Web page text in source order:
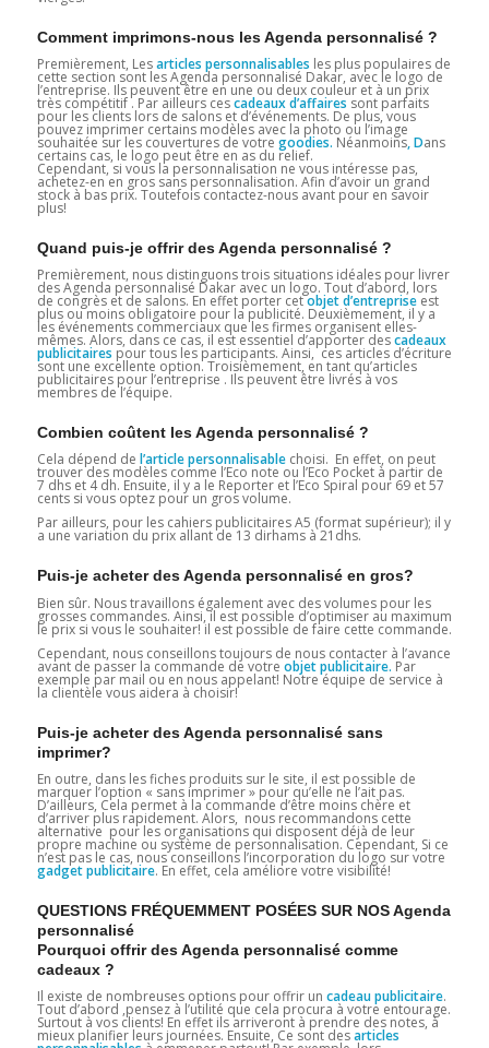
Comment imprimons-nous les Agenda personnalisé ?
Premièrement, Lesarticles personnalisables les plus populaires de
cette section sont les Agenda personnalisé Dakar, avec le logo de
l’entreprise. Ils peuvent être en une ou deux couleur et à un prix
très compétitif . Par ailleurs cescadeaux d’affaires sont parfaits
pour les clients lors de salons et d’événements. De plus, vous
pouvez imprimer certains modèles avec la photo ou l’image
souhaitée sur les couvertures de votre goodies. Néanmoins, Dans
certains cas, le logo peut être en as du relief.
Cependant, si vous la personnalisation ne vous intéresse pas,
achetez-en en gros sans personnalisation. Afin d’avoir un grand
stock à bas prix. Toutefois contactez-nous avant pour en savoir
plus!
Quand puis-je offrir des Agenda personnalisé ?
Premièrement, nous distinguons trois situations idéales pour livrer
des Agenda personnalisé Dakar avec un logo. Tout d’abord, lors
de congrès et de salons. En effet porter cetobjet d’entrepriseest
plus ou moins obligatoire pour la publicité. Deuxièmement, il y a
les événements commerciaux que les firmes organisent elles-
mêmes. Alors, dans ce cas, il est essentiel d’apporter descadeaux
publicitaires pour tous les participants. Ainsi, ces articles d’écriture
sont une excellente option. Troisièmement, en tant qu’articles
publicitaires pour l’entreprise . Ils peuvent être livrés à vos
membres de l’équipe.
Combien coûtent les Agenda personnalisé ?
Cela dépend de l’article personnalisablechoisi. En effet, on peut
trouver des modèles comme l’Eco note ou l’Eco Pocket à partir de
7 dhs et 4 dh. Ensuite, il y a le Reporter et l’Eco Spiral pour 69 et 57
cents si vous optez pour un gros volume.
Par ailleurs, pour les cahiers publicitaires A5 (format supérieur); il y
a une variation du prix allant de 13 dirhams à 21dhs.
Puis-je acheter des Agenda personnalisé en gros?
Bien sûr. Nous travaillons également avec des volumes pour les
grosses commandes. Ainsi, il est possible d’optimiser au maximum
le prix si vous le souhaiter! il est possible de faire cette commande.
Cependant, nous conseillons toujours de nous contacter à l’avance
avant de passer la commande de votre objet publicitaire. Par
exemple par mail ou en nous appelant! Notre équipe de service à
la clientèle vous aidera à choisir!
Puis-je acheter des Agenda personnalisé sans
imprimer?
En outre, dans les fiches produits sur le site, il est possible de
marquer l’option « sans imprimer » pour qu’elle ne l’ait pas.
D’ailleurs, Cela permet à la commande d’être moins chère et
d’arriver plus rapidement. Alors, nous recommandons cette
alternative pour les organisations qui disposent déjà de leur
propre machine ou système de personnalisation. Cependant, Si ce
n’est pas le cas, nous conseillons l’incorporation du logo sur votre
gadget publicitaire. En effet, cela améliore votre visibilité!
QUESTIONS FRÉQUEMMENT POSÉES SUR NOS Agenda
personnalisé
Pourquoi offrir des Agenda personnalisé comme
cadeaux ?
Il existe de nombreuses options pour offrir un cadeau publicitaire.
Tout d’abord ,pensez à l’utilité que cela procura à votre entourage.
Surtout à vos clients! En effet ils arriveront à prendre des notes, à
mieux planifier leurs journées. Ensuite, Ce sont desarticles